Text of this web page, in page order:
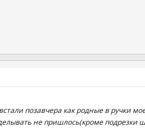
позавчера как родные в ручки
не пришлось(кроме подрезки